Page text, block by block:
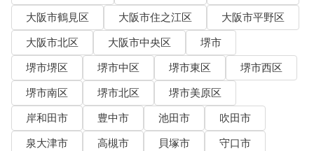
大阪市鶴見区
大阪市住之江区
大阪市平野区
大阪市北区
大阪市中央区
堺市
堺市堺区
堺市中区 堺市東区
堺市西区
堺市南区
堺市北区
堺市美原区
岸和田市
豊中市 池田市
吹田市
泉大津市
高槻市 貝塚市
守口市